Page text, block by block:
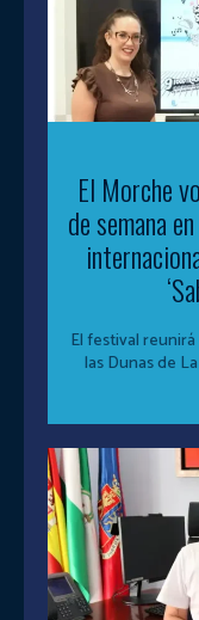
El Morche
de semana
El festival
las Dunas de